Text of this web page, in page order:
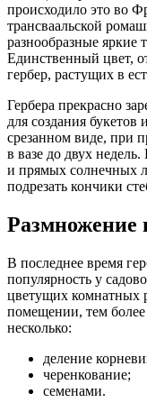
происходило это во
трансваальской
разнообразные яркие
Единственный цвет,
гербер, растущих в
Гербера прекрасно
для создания
срезанном виде, при
в вазе до двух недель.
и прямых солнечных
подрезать кончики
Размножение
В последнее время
популярность у
цветущих комнатных
помещении, тем более
несколько:
деление
черенкование;
семенами.